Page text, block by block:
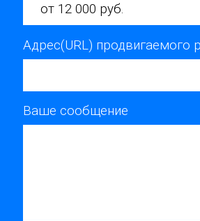
от 12 000 руб.
Адрес(URL) продвигаемого
Ваше сообщение